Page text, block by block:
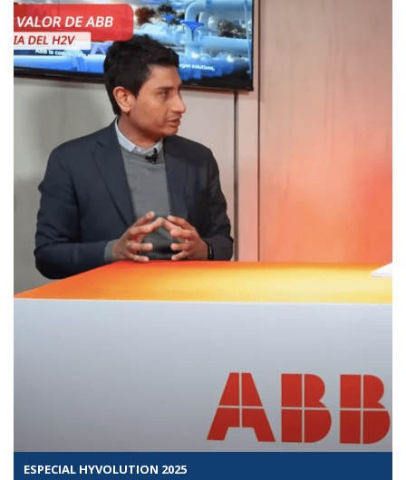
ESPECIAL HYVOLUTION 2025